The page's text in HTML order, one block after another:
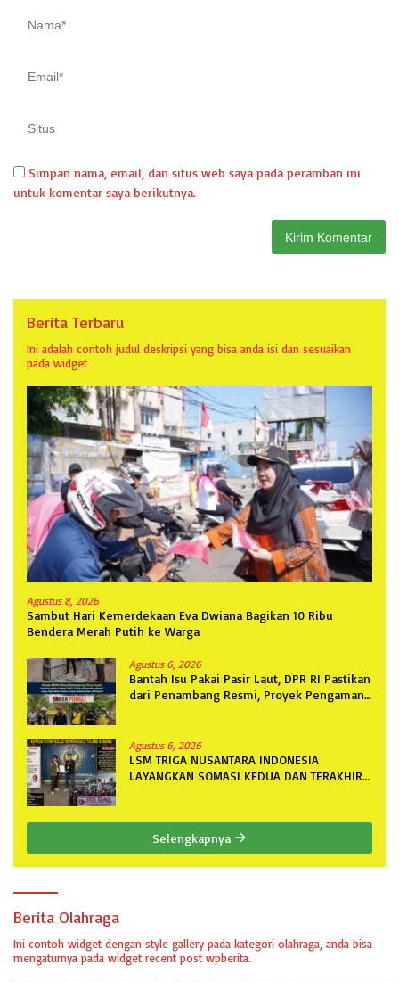
Simpan nama, email, dan situs web saya pada peramban ini
untuk komentar saya berikutnya.
Berita Terbaru
Ini adalah contoh judul deskripsi yang bisa anda isi dan sesuaikan
pada widget
Agustus 8, 2026
Sambut Hari Kemerdekaan Eva Dwiana Bagikan 10 Ribu
Bendera Merah Putih ke Warga
Agustus 6, 2026
Bantah Isu Pakai Pasir Laut, DPR RI Pastikan
dari Penambang Resmi, Proyek Pengaman
Agustus 6, 2026
LSM TRIGA NUSANTARA INDONESIA
LAYANGKAN SOMASI KEDUA DAN TERAKHIR
Selengkapnya
Berita Olahraga
Ini contoh widget dengan style gallery pada kategori olahraga, anda bisa
mengaturnya pada widget recent post wpberita.